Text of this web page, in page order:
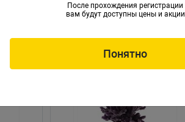
После прохождения регистрации
вам будут доступны цены и акции
Понятно